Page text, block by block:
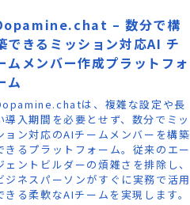
– 数分で構
できるミッション対応AI チ
ムメンバー作成プラットフォ
ム
は、複雑な設定や長
導入期間を必要とせず、数分でミッ
ョン対応のAIチームメンバーを構築
きるプラットフォーム。従来のエー
ェントビルダーの煩雑さを排除し、
ジネスパーソンがすぐに実務で活用
きる柔軟なAIチームを実現します。